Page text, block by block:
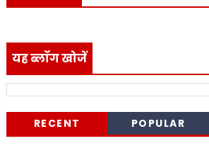
यह ब्लॉग खोजें
RECENT POPULAR